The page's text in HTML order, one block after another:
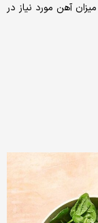
آهن مورد نیاز در